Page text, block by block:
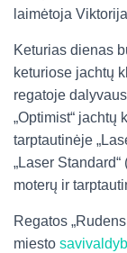
laimėtoja
Keturias dienas
keturiose jachtų
regatoje
„Optimist“ jachtų
tarptautinėje
„Laser
moterų ir
Regatos
miesto